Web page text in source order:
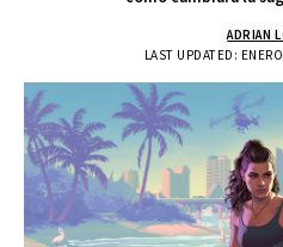
LAST UPDATED:
ADRIAN